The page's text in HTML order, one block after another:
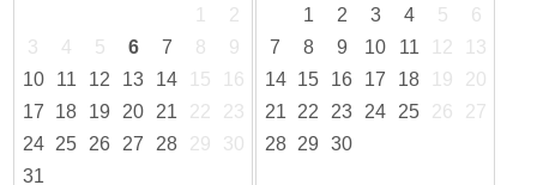
1
2
3
4 5 6 7 8
9
10
11 12 13 14 15
16
17
18 19 20 21 22
23
24 25 26 27 28 29
30
31
1
2 3 4 5
6
7
8 9 10 11 12
13
14
15 16 17 18 19
20
21 22 23 24 25 26
27
28 29 30